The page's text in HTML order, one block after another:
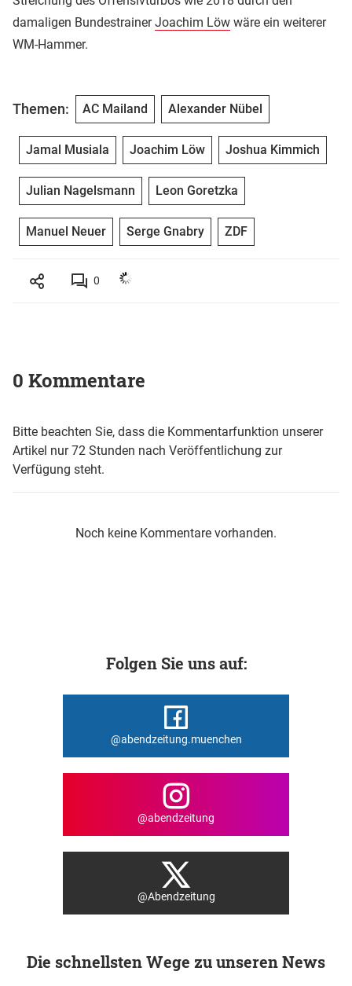
damaligen BundestrainerJoachim Löw wäre ein weiterer
WM-Hammer.
Themen: AC Mailand Alexander Nübel
Jamal Musiala Joachim Löw Joshua Kimmich
Julian Nagelsmann Leon Goretzka
Manuel Neuer Serge Gnabry ZDF
0
0 Kommentare
Bitte beachten Sie, dass die Kommentarfunktion unserer
Artikel nur 72 Stunden nach Veröffentlichung zur
Verfügung steht.
Noch keine Kommentare vorhanden.
Folgen Sie uns auf:
@abendzeitung.muenchen
@abendzeitung
@Abendzeitung
Die schnellsten Wege zu unseren News